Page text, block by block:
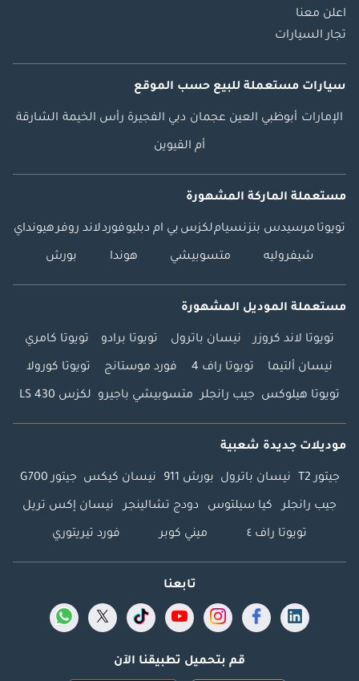
اعلن معنا
تجار السيارات
سيارات مستعملة للبيع حسب الموقع
الإمارات أبوظبي العين عجمان دبي الفجيرة رأس الخيمة الشارقة
أم القيوين
مستعملة الماركة المشهورة
تويوتا مرسيدس بنزنسياملكزس بي ام دبليوفوردلاند روفرهيونداي
شيفروليه متسوبيشي هوندا بورش
مستعملة الموديل المشهورة
تويوتا لاند كروزر نيسان باترول تويوتا برادو تويوتا كامري
نيسان ألتيما تويوتا راف 4 فورد موستانج تويوتا كورولا
تويوتا هيلوكس جيب رانجلر متسوبيشي باجيرو لكزس LS 430
موديلات جديدة شعبية
جيتور T2 نيسان باترول بورش 911 نيسان كيكس جيتور G700
جيب رانجلر كيا سيلتوس دودج تشالينجر نيسان إكس تريل
تويوتا راف ٤ ميني كوبر فورد تيريتوري
تابعنا
قم بتحميل تطبيقنا الآن